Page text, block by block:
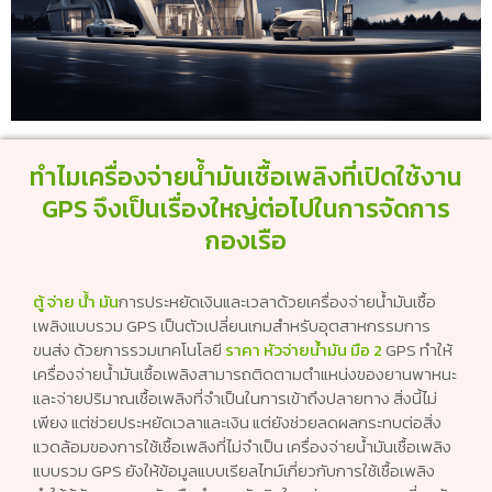
ทำไมเครื่องจ่ายน้ำมันเชื้อเพลิงที่เปิดใช้งาน
GPS จึงเป็นเรื่องใหญ่ต่อไปในการจัดการ
กองเรือ
ตู้ จ่าย น้ํา มันการประหยัดเงินและเวลาด้วยเครื่องจ่ายน้ำมันเชื้อ
เพลิงแบบรวม GPS เป็นตัวเปลี่ยนเกมสำหรับอุตสาหกรรมการ
ขนส่ง ด้วยการรวมเทคโนโลยี ราคา หัวจ่ายน้ำมัน มือ 2GPS ทำให้
เครื่องจ่ายน้ำมันเชื้อเพลิงสามารถติดตามตำแหน่งของยานพาหนะ
และจ่ายปริมาณเชื้อเพลิงที่จำเป็นในการเข้าถึงปลายทาง สิ่งนี้ไม่
เพียง แต่ช่วยประหยัดเวลาและเงิน แต่ยังช่วยลดผลกระทบต่อสิ่ง
แวดล้อมของการใช้เชื้อเพลิงที่ไม่จำเป็น เครื่องจ่ายน้ำมันเชื้อเพลิง
แบบรวม GPS ยังให้ข้อมูลแบบเรียลไทม์เกี่ยวกับการใช้เชื้อเพลิง